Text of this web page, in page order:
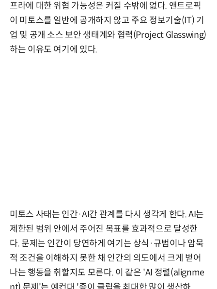
프라에 대한 위협 가능성은 커질 수밖에 없다. 앤트로픽
이 미토스를 일반에 공개하지 않고 주요 정보기술(IT) 기
업 및 공개 소스 보안 생태계와 협력(Project Glasswing)
하는 이유도 여기에 있다.
미토스 사태는 인간·AI간 관계를 다시 생각게 한다. AI는
제한된 범위 안에서 주어진 목표를 효과적으로 달성한
다. 문제는 인간이 당연하게 여기는 상식·규범이나 암묵
적 조건을 이해하지 못한 채 인간의 의도에서 크게 벋어
나는 행동을 취할지도 모른다. 이 같은 'AI 정렬(alignme